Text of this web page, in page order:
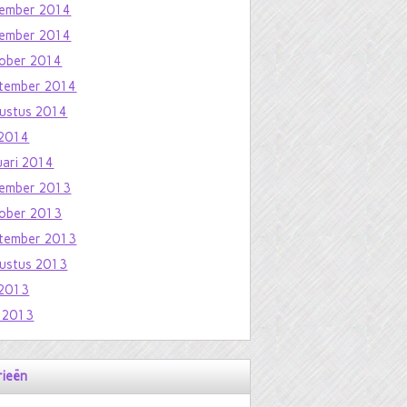
2014
2014
2014
2014
2014
2014
2013
2013
2013
2013